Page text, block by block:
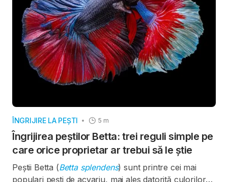
ÎNGRIJIRE LA PEȘTI 5 m
Îngrijirea peștilor Betta: trei reguli simple pe
care orice proprietar ar trebui să le știe
Peștii Betta (Betta splendens) sunt printre cei mai
populari pești de acvariu, mai ales datorită culorilor